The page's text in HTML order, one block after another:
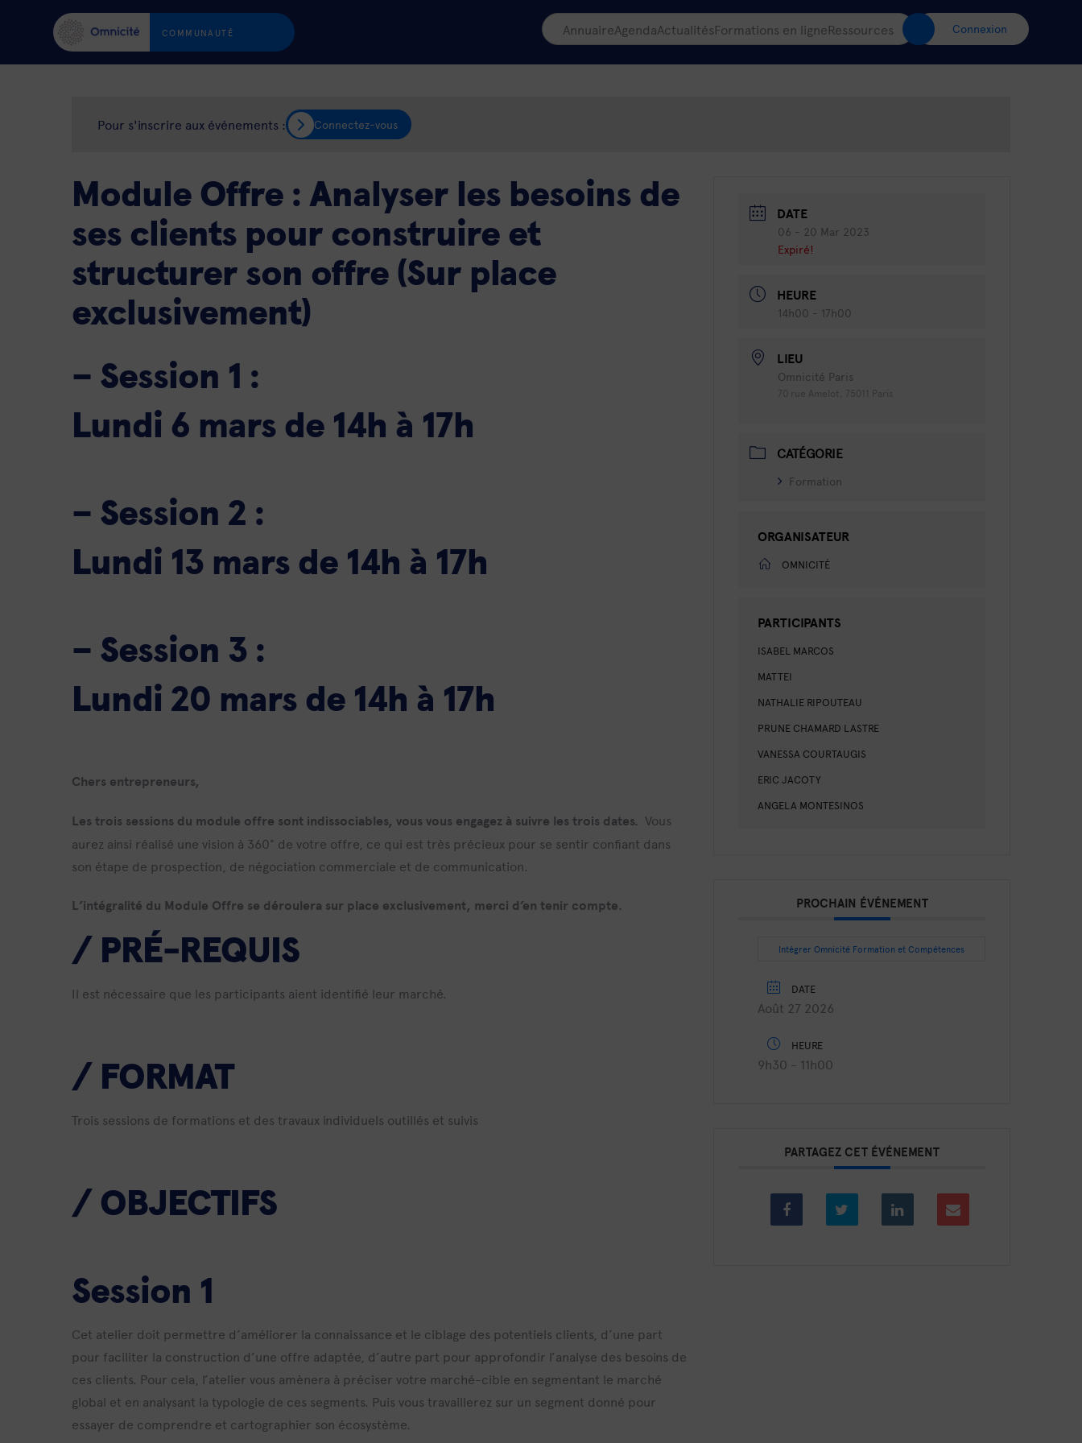
COMMUNAUTÉ AnnuaireAgendaActualitésFormations en ligneRessources Connexion
Pour s'inscrire aux événements : Connectez-vous
Module Offre : Analyser les besoins de
ses clients pour construire et
structurer son offre (Sur place
exclusivement)
– Session 1 :
Lundi 6 mars de 14h à 17h
– Session 2 :
Lundi 13 mars de 14h à 17h
– Session 3 :
Lundi 20 mars de 14h à 17h
Chers entrepreneurs,
Les trois sessions du module offre sont indissociables, vous vous engagez à suivre les trois dates. Vous
aurez ainsi réalisé une vision à 360° de votre offre, ce qui est très précieux pour se sentir confiant dans
son étape de prospection, de négociation commerciale et de communication.
L’intégralité du Module Offre se déroulera sur place exclusivement, merci d’en tenir compte.
/ PRÉ-REQUIS
Il est nécessaire que les participants aient identifié leur marché.
/ FORMAT
Trois sessions de formations et des travaux individuels outillés et suivis
/ OBJECTIFS
Session 1
Cet atelier doit permettre d’améliorer la connaissance et le ciblage des potentiels clients, d’une part
pour faciliter la construction d’une offre adaptée, d’autre part pour approfondir l’analyse des besoins de
ces clients. Pour cela, l’atelier vous amènera à préciser votre marché-cible en segmentant le marché
global et en analysant la typologie de ces segments. Puis vous travaillerez sur un segment donné pour
essayer de comprendre et cartographier son écosystème.
DATE
06 - 20 Mar 2023
Expiré!
HEURE
14h00 - 17h00
LIEU
Omnicité Paris
CATÉGORIE
Formation
ORGANISATEUR
OMNICITÉ
PARTICIPANTS
ISABEL MARCOS
MATTEI
NATHALIE RIPOUTEAU
PRUNE CHAMARD LASTRE
VANESSA COURTAUGIS
ERIC JACOTY
ANGELA MONTESINOS
PROCHAIN ÉVÉNEMENT
Intégrer Omnicité Formation et Compétences
DATE
Août 27 2026
HEURE
9h30 - 11h00
PARTAGEZ CET ÉVÉNEMENT